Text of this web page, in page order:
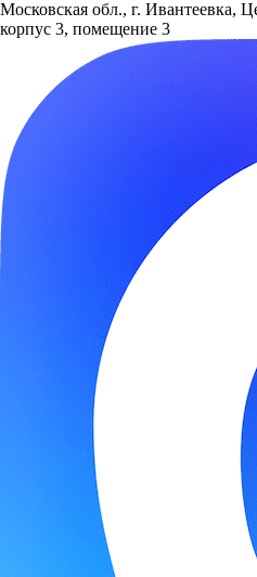
Московская обл., г. Ивантеевка,
корпус 3, помещение 3